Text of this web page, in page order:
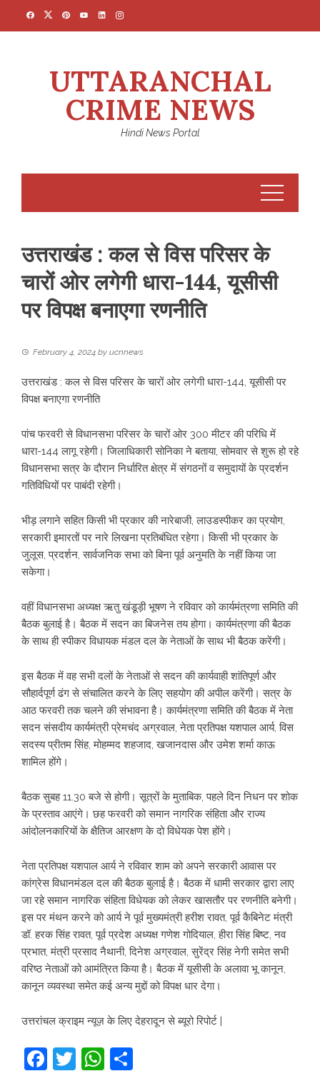
UTTARANCHAL
CRIME NEWS
Hindi News Portal
उत्तराखंड : कल से विस परिसर के
चारों ओर लगेगी धारा-144, यूसीसी
पर विपक्ष बनाएगा रणनीति
February 4, 2024 by ucnnews
उत्तराखंड : कल से विस परिसर के चारों ओर लगेगी धारा-144, यूसीसी पर
विपक्ष बनाएगा रणनीति
पांच फरवरी से विधानसभा परिसर के चारों ओर 300 मीटर की परिधि में
धारा-144 लागू रहेगी। जिलाधिकारी सोनिका ने बताया, सोमवार से शुरू हो रहे
विधानसभा सत्र के दौरान निर्धारित क्षेत्र में संगठनों व समुदायों के प्रदर्शन
गतिविधियों पर पाबंदी रहेगी।
भीड़ लगाने सहित किसी भी प्रकार की नारेबाजी, लाउडस्पीकर का प्रयोग,
सरकारी इमारतों पर नारे लिखना प्रतिबंधित रहेगा। किसी भी प्रकार के
जुलूस, प्रदर्शन, सार्वजनिक सभा को बिना पूर्व अनुमति के नहीं किया जा
सकेगा।
वहीं विधानसभा अध्यक्ष ऋतु खंडूड़ी भूषण ने रविवार को कार्यमंत्रणा समिति की
बैठक बुलाई है। बैठक में सदन का बिजनेस तय होगा। कार्यमंत्रणा की बैठक
के साथ ही स्पीकर विधायक मंडल दल के नेताओं के साथ भी बैठक करेंगी।
इस बैठक में वह सभी दलों के नेताओं से सदन की कार्यवाही शांतिपूर्ण और
सौहार्दपूर्ण ढंग से संचालित करने के लिए सहयोग की अपील करेंगी। सत्र के
आठ फरवरी तक चलने की संभावना है। कार्यमंत्रणा समिति की बैठक में नेता
सदन संसदीय कार्यमंत्री प्रेमचंद अग्रवाल, नेता प्रतिपक्ष यशपाल आर्य, विस
सदस्य प्रीतम सिंह, मोहम्मद शहजाद, खजानदास और उमेश शर्मा काऊ
शामिल होंगे।
बैठक सुबह 11.30 बजे से होगी। सूत्रों के मुताबिक, पहले दिन निधन पर शोक
के प्रस्ताव आएंगे। छह फरवरी को समान नागरिक संहिता और राज्य
आंदोलनकारियों के क्षैतिज आरक्षण के दो विधेयक पेश होंगे।
नेता प्रतिपक्ष यशपाल आर्य ने रविवार शाम को अपने सरकारी आवास पर
कांग्रेस विधानमंडल दल की बैठक बुलाई है। बैठक में धामी सरकार द्वारा लाए
जा रहे समान नागरिक संहिता विधेयक को लेकर खासतौर पर रणनीति बनेगी।
इस पर मंथन करने को आर्य ने पूर्व मुख्यमंत्री हरीश रावत, पूर्व कैबिनेट मंत्री
डॉ. हरक सिंह रावत, पूर्व प्रदेश अध्यक्ष गणेश गोदियाल, हीरा सिंह बिष्ट, नव
प्रभात, मंत्री प्रसाद नैथानी, दिनेश अग्रवाल, सुरेंद्र सिंह नेगी समेत सभी
वरिष्ठ नेताओं को आमंत्रित किया है। बैठक में यूसीसी के अलावा भू कानून,
कानून व्यवस्था समेत कई अन्य मुद्दों को विपक्ष धार देगा।
उत्तरांचल क्राइम न्यूज़ के लिए देहरादून से ब्यूरो रिपोर्ट |
Facebook
TwitterWhatsApp